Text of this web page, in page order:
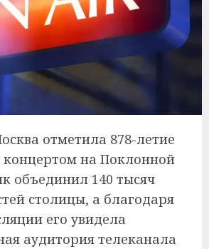
отметила 878-летие
на Поклонной
объединил 140 тысяч
столицы, а благодаря
его увидела
аудитория телеканала